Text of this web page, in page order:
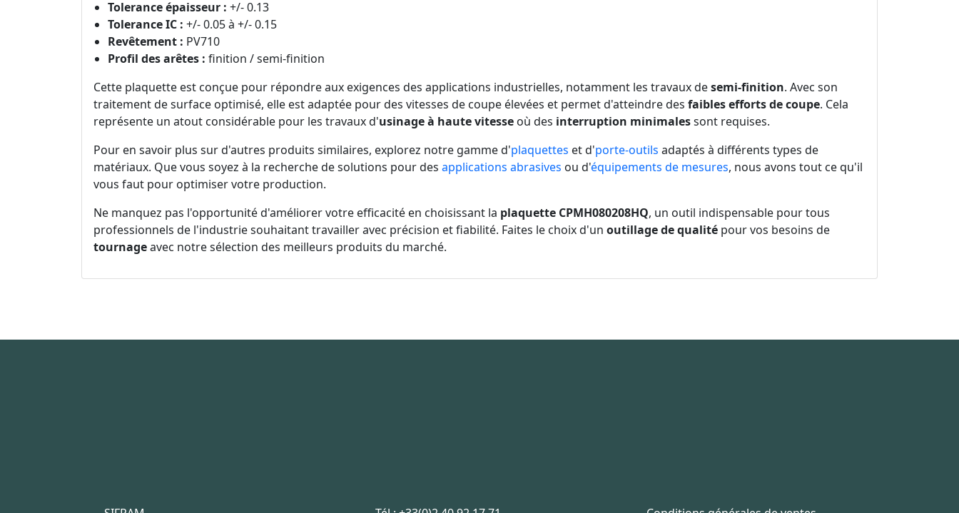
Tolerance épaisseur : +/- 0.13
Tolerance IC : +/- 0.05 à +/- 0.15
Revêtement : PV710
Profil des arêtes : finition / semi-finition
Cette plaquette est conçue pour répondre aux exigences des applications industrielles, notamment les travaux desemi-finition. Avec son
traitement de surface optimisé, elle est adaptée pour des vitesses de coupe élevées et permet d'atteindre des faibles efforts de coupe. Cela
représente un atout considérable pour les travaux d'usinage à haute vitesse où des interruption minimalessont requises.
Pour en savoir plus sur d'autres produits similaires, explorez notre gamme d'plaquettes et d'porte-outils adaptés à différents types de
matériaux. Que vous soyez à la recherche de solutions pour des applications abrasives ou d'équipements de mesures, nous avons tout ce qu'il
vous faut pour optimiser votre production.
Ne manquez pas l'opportunité d'améliorer votre efficacité en choisissant la plaquette CPMH080208HQ, un outil indispensable pour tous
professionnels de l'industrie souhaitant travailler avec précision et fiabilité. Faites le choix d'un outillage de qualité pour vos besoins de
tournageavec notre sélection des meilleurs produits du marché.